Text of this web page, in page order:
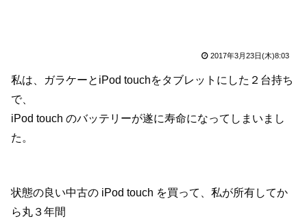
2017年3月23日(木)8:03
私は、ガラケーとiPod touchをタブレットにした２台持ち
で、
iPod touch のバッテリーが遂に寿命になってしまいまし
た。
状態の良い中古の iPod touch を買って、私が所有してか
ら丸３年間